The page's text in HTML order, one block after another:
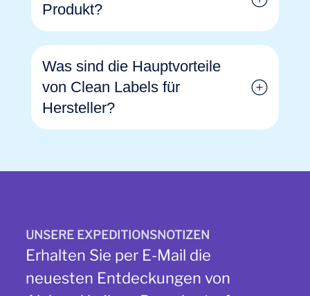
Produkt?
Was sind die Hauptvorteile
von Clean Labels für
Hersteller?
UNSERE EXPEDITIONSNOTIZEN
Erhalten Sie per E-Mail die
neuesten Entdeckungen von